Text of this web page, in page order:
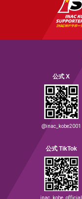
公式 X
@inac_kobe2001
公式 TikTok
inac_kobe_official